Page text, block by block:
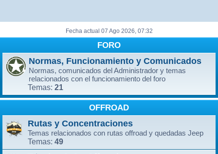
Fecha actual 07 Ago 2026, 07:32
FORO
Normas, Funcionamiento y Comunicados
Normas, comunicados del Administrador y temas
relacionados con el funcionamiento del foro
Temas: 21
OFFROAD
Rutas y Concentraciones
Temas relacionados con rutas offroad y quedadas Jeep
Temas: 49